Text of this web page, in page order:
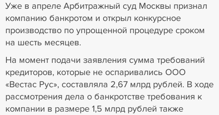
Уже в апреле Арбитражный суд Москвы признал
компанию банкротом и открыл конкурсное
производство по упрощенной процедуре сроком
на шесть месяцев.
На момент подачи заявления сумма требований
кредиторов, которые не оспаривались ООО
«Вестас Рус», составляла 2,67 млрд рублей. В ходе
рассмотрения дела о банкротстве требования к
компании в размере 1,5 млрд рублей также